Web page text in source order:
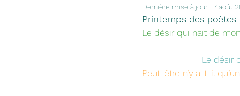
Dernière mise à jour : 7 août
Printemps des poètes
Le désir qui nait de
Le désir
Peut-être n’y a-t-il